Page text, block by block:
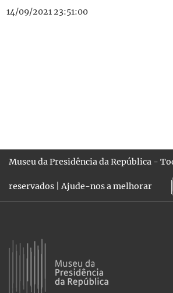
14/09/2021 23:51:00
Museu da Presidência da República -
reservados |Ajude-nos a melhorar